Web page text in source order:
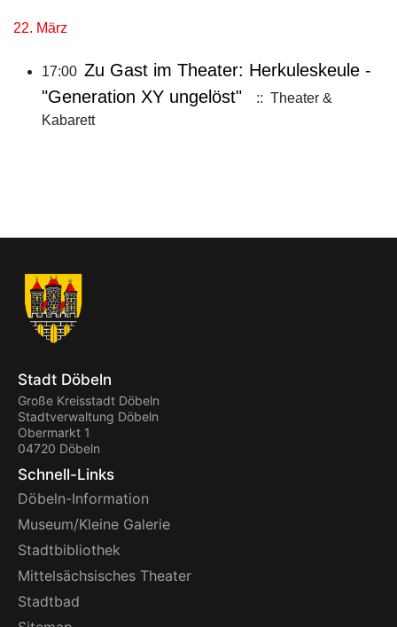
22. März
17:00 Zu Gast im Theater: Herkuleskeule -
"Generation XY ungelöst"
:: Theater &
Kabarett
Stadt Döbeln
Große Kreisstadt Döbeln
Stadtverwaltung Döbeln
Obermarkt 1
04720 Döbeln
Schnell-Links
Döbeln-Information
Museum/Kleine Galerie
Stadtbibliothek
Mittelsächsisches Theater
Stadtbad